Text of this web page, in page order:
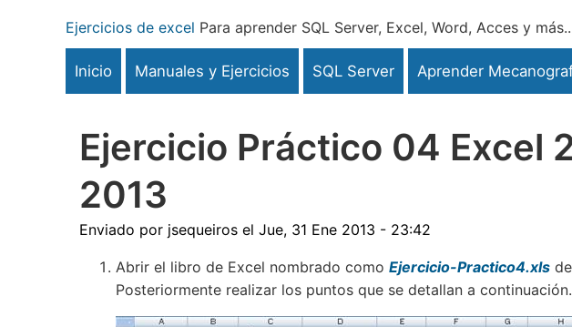
contenido
Ejercicios de excel Para aprender SQL Server, Excel, Word, Acces y
Inicio Manuales y Ejercicios SQL Server Aprender
Ejercicio Práctico 04 Excel
2013
Enviado por jsequeiros el Jue, 31 Ene 2013 - 23:42
Abrir el libro de Excel nombrado como Ejercicio-Practico4.xls
Posteriormente realizar los puntos que se detallan a continuación.